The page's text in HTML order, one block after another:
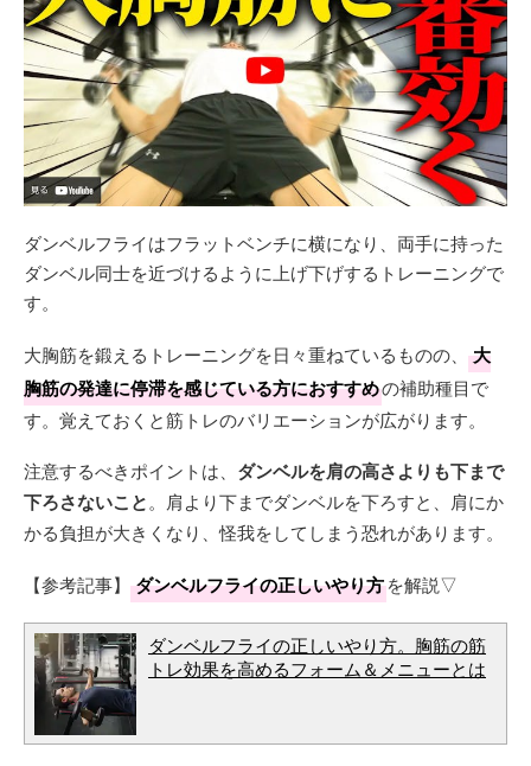
ダンベルフライはフラットベンチに横になり、両手に持った
ダンベル同士を近づけるように上げ下げするトレーニングで
す。
大胸筋を鍛えるトレーニングを日々重ねているものの、
大
胸筋の発達に停滞を感じている方におすすめの補助種目で
す。覚えておくと筋トレのバリエーションが広がります。
注意するべきポイントは、 ダンベルを肩の高さよりも下まで
下ろさないこと。肩より下までダンベルを下ろすと、肩にか
かる負担が大きくなり、怪我をしてしまう恐れがあります。
【参考記事】 ダンベルフライの正しいやり方を解説▽
ダンベルフライの正しいやり方。胸筋の筋
トレ効果を高めるフォーム＆メニューとは